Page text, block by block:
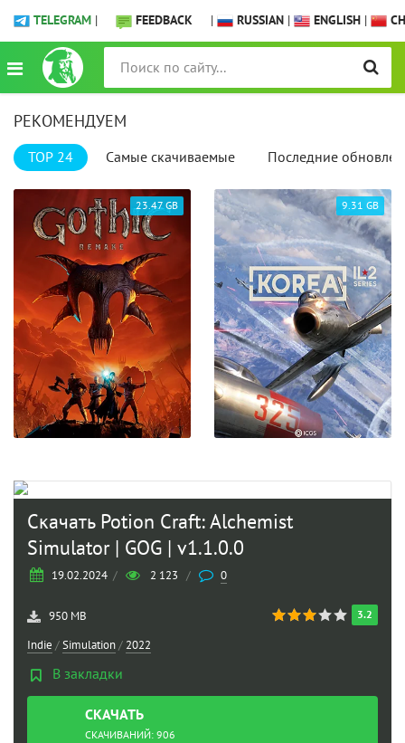
TELEGRAM | FEEDBACK | RUSSIAN | ENGLISH |
РЕКОМЕНДУЕМ
TOP 24 Самые скачиваемые Последние
23.47 GB 9.31 GB
Скачать Potion Craft: Alchemist
Simulator | GOG | v1.1.0.0
19.02.2024 / 2 123 / 0
3.2
950 MB
Indie /Simulation/ 2022
В закладки
СКАЧАТЬ
ТОРРЕНТ
СКАЧИВАНИЙ: 906